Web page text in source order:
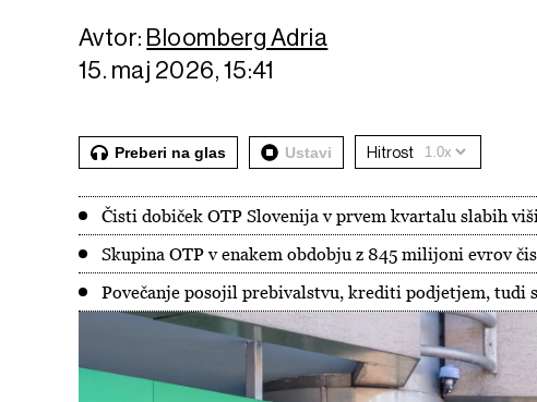
Avtor: Bloomberg Adria
15. maj 2026, 15:41
Preberi na glas Ustavi Hitrost
Čisti dobiček OTP Slovenija v prvem kvartalu slabih
Skupina OTP v enakem obdobju z 845 milijoni evrov
Povečanje posojil prebivalstvu, krediti podjetjem, tudi